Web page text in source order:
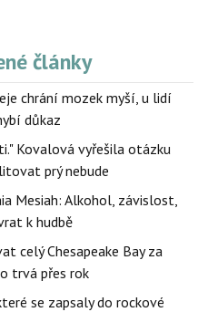
články
chrání mozek myší, u lidí
důkaz
Kovalová vyřešila otázku
prý nebude
Mesiah: Alkohol, závislost,
k hudbě
celý Chesapeake Bay za
trvá přes rok
se zapsaly do rockové